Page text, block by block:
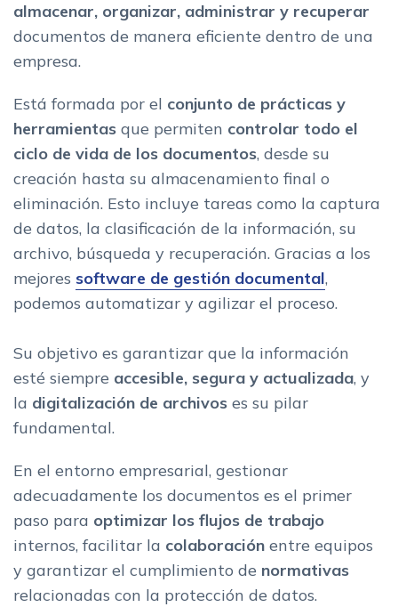
almacenar, organizar, administrar y recuperar
documentos de manera eficiente dentro de una
empresa.
Está formada por el conjunto de prácticas y
herramientas que permiten controlar todo el
ciclo de vida de los documentos, desde su
creación hasta su almacenamiento final o
eliminación. Esto incluye tareas como la captura
de datos, la clasificación de la información, su
archivo, búsqueda y recuperación. Gracias a los
mejores software de gestión documental,
podemos automatizar y agilizar el proceso.
Su objetivo es garantizar que la información
esté siempre accesible, segura y actualizada, y
la digitalización de archivos es su pilar
fundamental.
En el entorno empresarial, gestionar
adecuadamente los documentos es el primer
paso para optimizar los flujos de trabajo
internos, facilitar la colaboración entre equipos
y garantizar el cumplimiento de normativas
relacionadas con la protección de datos.